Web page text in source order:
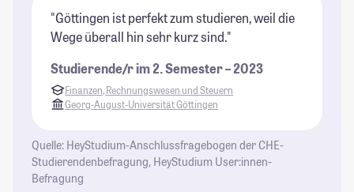
"Göttingen ist perfekt zum studieren, weil die
Wege überall hin sehr kurz sind."
Studierende/r im 2. Semester – 2023
Finanzen, Rechnungswesen und Steuern
Georg-August-Universität Göttingen
Quelle: HeyStudium-Anschlussfragebogen der CHE-
Studierendenbefragung, HeyStudium User:innen-
Befragung